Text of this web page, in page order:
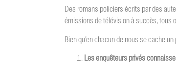
Des romans policiers écrits par des
émissions de télévision à succès, tous
Bien qu’en chacun de nous se cache
Les enquêteurs privés